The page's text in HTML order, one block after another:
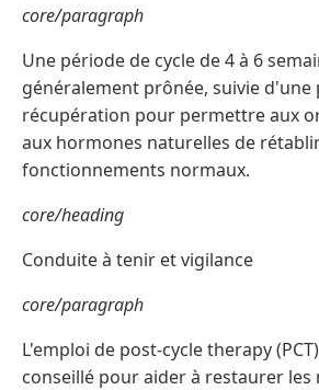
core/paragraph
Une période de cycle de 4 à 6
généralement prônée, suivie d'une
récupération pour permettre aux
aux hormones naturelles de
fonctionnements normaux.
core/heading
Conduite à tenir et vigilance
core/paragraph
L'emploi de post-cycle therapy
conseillé pour aider à restaurer les